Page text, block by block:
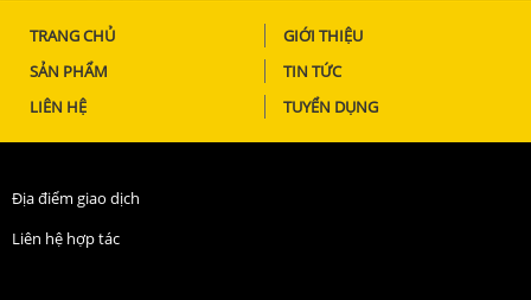
TRANG CHỦ
GIỚI THIỆU
SẢN PHẨM
TIN TỨC
LIÊN HỆ
TUYỂN DỤNG
Địa điểm giao dịch
Liên hệ hợp tác